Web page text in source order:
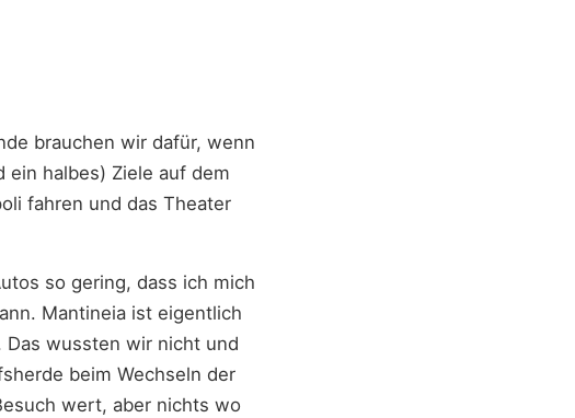
brauchen wir dafür, wenn
halbes) Ziele auf dem
fahren und das Theater
so gering, dass ich mich
Mantineia ist eigentlich
Das wussten wir nicht und
beim Wechseln der
wert, aber nichts wo